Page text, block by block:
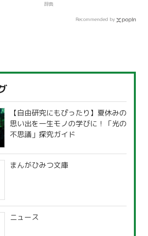
辞典
Recommended by
【自由研究にもぴったり】夏休みの
思い出を一生モノの学びに！「光の
不思議」探究ガイド
まんがひみつ文庫
ニュース